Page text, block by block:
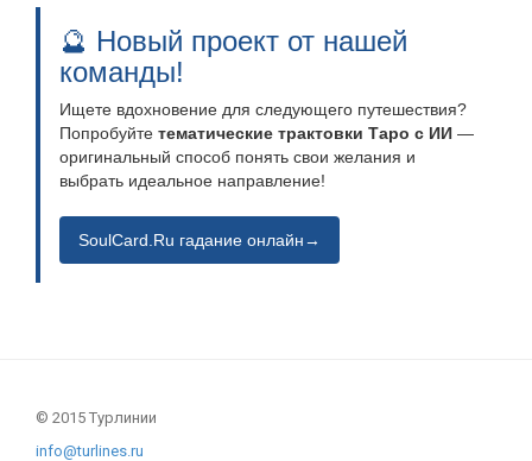
🔮 Новый проект от нашей
команды!
Ищете вдохновение для следующего путешествия?
Попробуйте тематические трактовки Таро с ИИ —
оригинальный способ понять свои желания и
выбрать идеальное направление!
SoulCard.Ru гадание онлайн→
© 2015 Турлинии
info@turlines.ru